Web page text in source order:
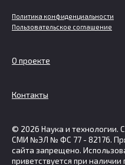
Политика конфиденциальности
Пользовательское соглашение
О проекте
Контакты
© 2026 Наука и технологии.
СМИ №ЭЛ № ФС 77 - 82176.
сайта запрещено.
приветствуется при